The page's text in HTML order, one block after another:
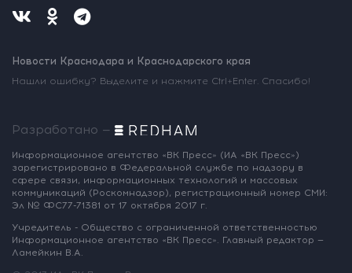
Новости Краснодара и Краснодарского края
Нашли ошибку? Выделите и нажмите Ctrl+Enter. Спасибо!
Разработано —
Информационное агентство «ВК Пресс» (ИА «ВК Пресс»)
зарегистрировано в Федеральной службе по надзору в
сфере связи, информационных технологий и массовых
коммуникаций (Роскомнадзор), регистрационный номер СМИ:
Эл № ФС77-71381 от 17 октября 2017 г.
Учредитель - Общество с ограниченной ответственностью
Информационное агентство «ВК Пресс». Главный редактор —
Ламейкин В.А.